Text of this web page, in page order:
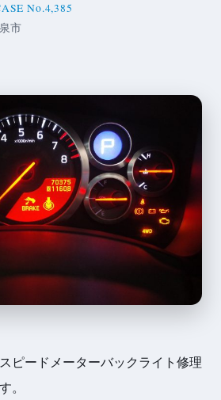
No.4,385
市
ピードメーターバックライト修理
。